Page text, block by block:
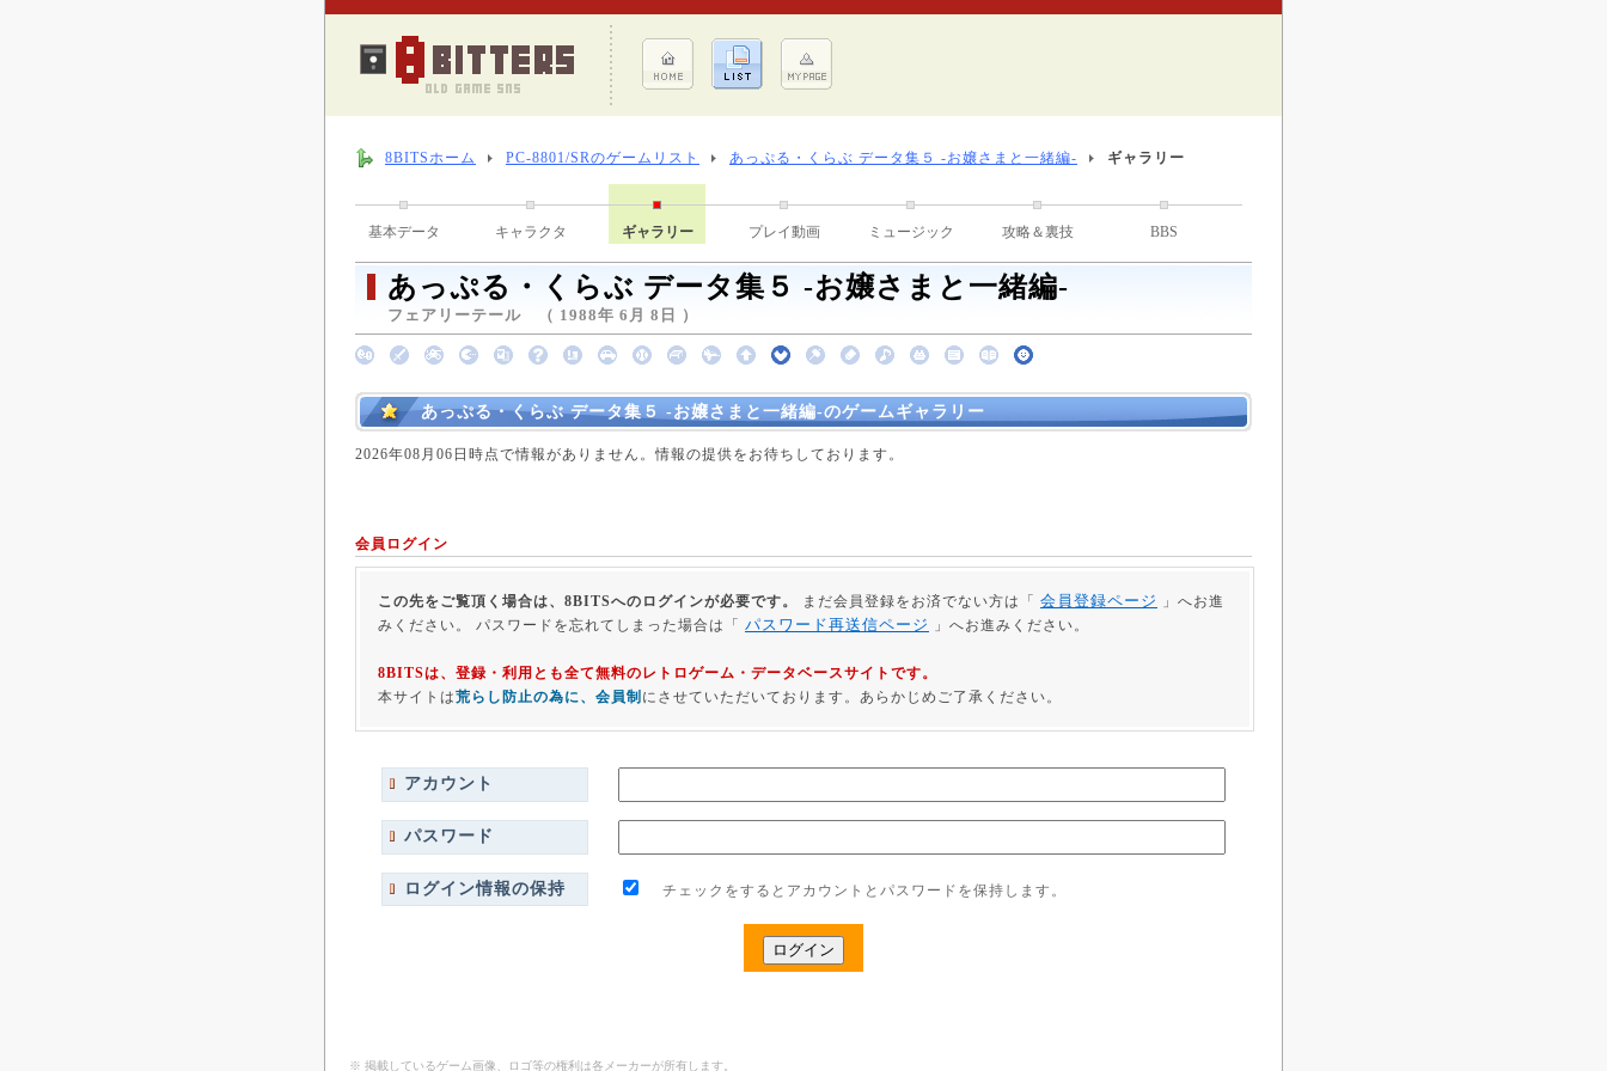
8BITSホーム PC-8801/SRのゲームリスト あっぷる・くらぶ データ集５ -お嬢さまと一緒編- ギャラリー
基本データ キャラクタ ギャラリー プレイ動画 ミュージック 攻略＆裏技 BBS
あっぷる・くらぶ データ集５ -お嬢さまと一緒編-
フェアリーテール （ 1988年 6月 8日 ）
あっぷる・くらぶ データ集５ -お嬢さまと一緒編-のゲームギャラリー
2026年08月06日時点で情報がありません。情報の提供をお待ちしております。
会員ログイン
この先をご覧頂く場合は、8BITSへのログインが必要です。 まだ会員登録をお済でない方は「 会員登録ページ
」へお進
みください。 パスワードを忘れてしまった場合は「 パスワード再送信ページ 」へお進みください。
8BITSは、登録・利用とも全て無料のレトロゲーム・データベースサイトです。
本サイトは荒らし防止の為に、会員制 にさせていただいております。あらかじめご了承ください。
アカウント
パスワード
ログイン情報の保持 チェックをするとアカウントとパスワードを保持します。
※ 掲載しているゲーム画像、ロゴ等の権利は各メーカーが所有します。